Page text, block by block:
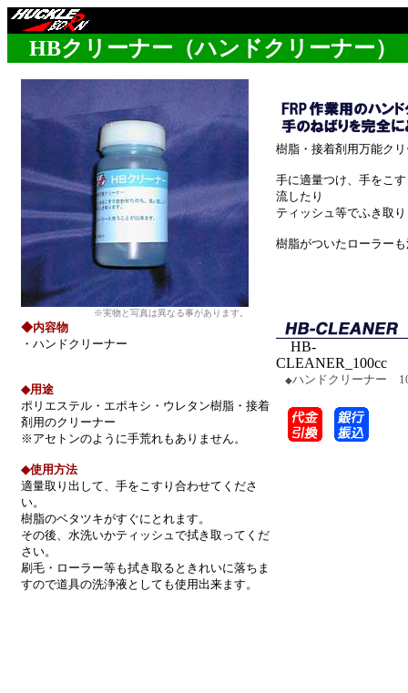
HBクリーナー（ハンドクリーナー）
樹脂・接着剤用万能ク
手に適量つけ、手をこ
流したり
ティッシュ等でふき取
樹脂がついたローラー
※実物と写真は異なる事があります。
◆内容物
・ハンドクリーナー
◆用途
ポリエステル・エポキシ・ウレタン樹脂・接着
剤用のクリーナー
※アセトンのように手荒れもありません。
◆使用方法
適量取り出して、手をこすり合わせてくださ
い。
樹脂のベタツキがすぐにとれます。
その後、水洗いかティッシュで拭き取ってくだ
さい。
刷毛・ローラー等も拭き取るときれいに落ちま
すので道具の洗浄液としても使用出来ます。
HB-
CLEANER_100cc
◆ハンドクリーナー